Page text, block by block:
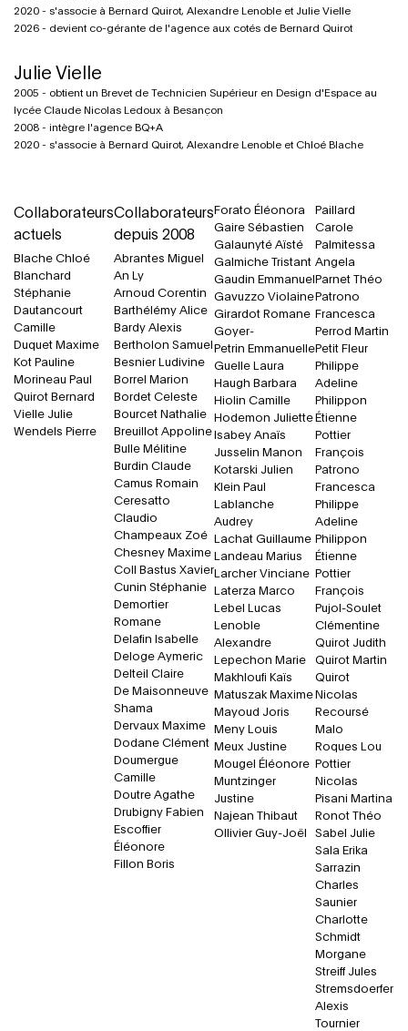
2020 - s'associe à Bernard Quirot, Alexandre Lenoble et Julie Vielle
2026 - devient co-gérante de l'agence aux cotés de Bernard Quirot
Julie Vielle
2005 - obtient un Brevet de Technicien Supérieur en Design d'Espace au
lycée Claude Nicolas Ledoux à Besançon
2008 - intègre l'agence BQ+A
2020 - s'associe à Bernard Quirot, Alexandre Lenoble et Chloé Blache
Collaborateurs
actuels
Blache Chloé
Blanchard
Stéphanie
Dautancourt
Camille
Duquet Maxime
Kot Pauline
Morineau Paul
Quirot Bernard
Vielle Julie
Wendels Pierre
Collaborateurs
depuis 2008
Abrantes Miguel
An Ly
Arnoud Corentin
Barthélémy Alice
Bardy Alexis
Bertholon Samuel
Besnier Ludivine
Borrel Marion
Bordet Celeste
Bourcet Nathalie
Breuillot Appoline
Bulle Mélitine
Burdin Claude
Camus Romain
Ceresatto
Claudio
Champeaux Zoé
Chesney Maxime
Coll Bastus Xavier
Cunin Stéphanie
Demortier
Romane
Delafin Isabelle
Deloge Aymeric
Delteil Claire
De Maisonneuve
Shama
Dervaux Maxime
Dodane Clément
Doumergue
Camille
Doutre Agathe
Drubigny Fabien
Escoffier
Éléonore
Fillon Boris
Forato Éléonora
Gaire Sébastien
Galaunyté Aïsté
Galmiche Tristant
Gaudin Emmanuel
Gavuzzo Violaine
Girardot Romane
Goyer-
Petrin Emmanuelle
Guelle Laura
Haugh Barbara
Hiolin Camille
Hodemon Juliette
Isabey Anaïs
Jusselin Manon
Kotarski Julien
Klein Paul
Lablanche
Audrey
Lachat Guillaume
Landeau Marius
Larcher Vinciane
Laterza Marco
Lebel Lucas
Lenoble
Alexandre
Lepechon Marie
Makhloufi Kaïs
Matuszak Maxime
Mayoud Joris
Meny Louis
Meux Justine
Mougel Éléonore
Muntzinger
Justine
Najean Thibaut
Ollivier Guy-Joël
Paillard
Carole
Palmitessa
Angela
Parnet Théo
Patrono
Francesca
Perrod Martin
Petit Fleur
Philippe
Adeline
Philippon
Étienne
Pottier
François
Patrono
Francesca
Philippe
Adeline
Philippon
Étienne
Pottier
François
Pujol-Soulet
Clémentine
Quirot Judith
Quirot Martin
Quirot
Nicolas
Recoursé
Malo
Roques Lou
Pottier
Nicolas
Pisani Martina
Ronot Théo
Sabel Julie
Sala Erika
Sarrazin
Charles
Saunier
Charlotte
Schmidt
Morgane
Streiff Jules
Stremsdoerfer
Alexis
Tournier